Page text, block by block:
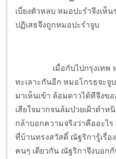
เบี่ยงตัวหลบ หมอปะรำจึงเห็
ปฏิเสธจึงถูกหมอปะรำจูบ
เมื่อกับไปกรุงเทพ หม
ทะเลาะกันอีก หมอโกรธจะ
มาเห็นเข้า ล้อมดาวได้ทีจึง
เสียใจมากจนล้มป่วยเฝ้าตำ
กล้าบอกความจริงว่าคืออะไ
ที่บ้านทรงสวัสดิ์ ณัฐริการู้เรื่อ
คนๆ เดียวกัน ณัฐริกาจึงบอ